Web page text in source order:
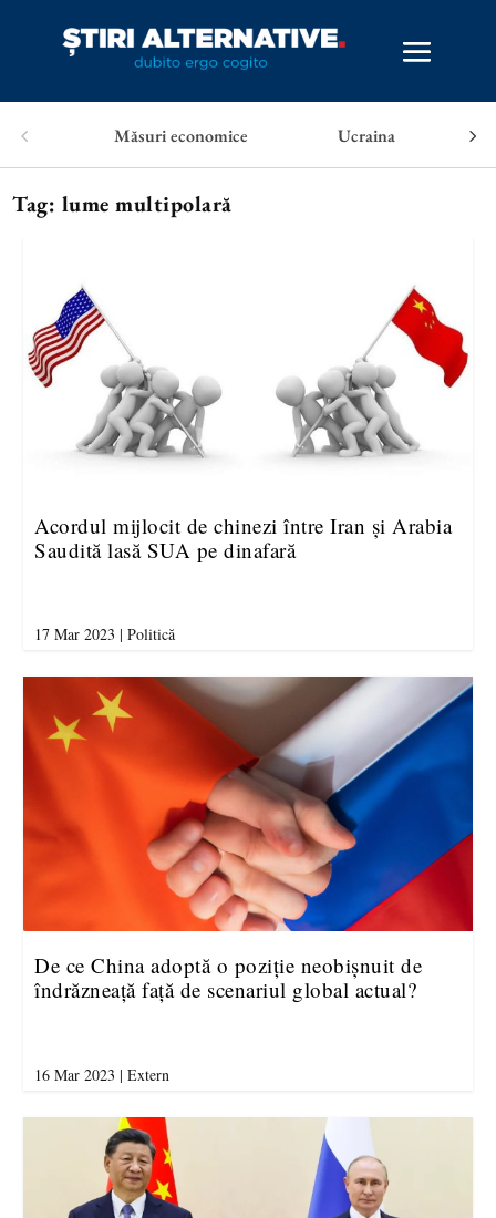
Măsuri economice Ucraina
Tag: lume multipolară
Acordul mijlocit de chinezi între Iran și Arabia
Saudită lasă SUA pe dinafară
17 Mar 2023 |Politică
De ce China adoptă o poziție neobișnuit de
îndrăzneață față de scenariul global actual?
16 Mar 2023 |Extern